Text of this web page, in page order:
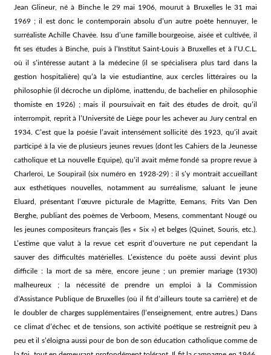
Jean Glineur, né à Binche le 29 mai 1906, mourut à Bruxelles le 31 mai
1969 ; il est donc le contemporain absolu d’un autre poète hennuyer, le
surréaliste Achille Chavée. Issu d’une famille bourgeoise, aisée et cultivée, il
fit ses études à Binche, puis à l’Institut Saint-Louis à Bruxelles et à l’U.C.L.
où il s’intéresse autant à la médecine (il se spécialisera plus tard dans la
gestion hospitalière) qu’à la vie estudiantine, aux cercles littéraires ou la
philosophie (il décroche un diplôme, inattendu, de bachelier en philosophie
thomiste en 1926) ; mais il poursuivait en fait des études de droit, qu’il
interrompit, reprit à l’Université de Liège pour les achever au Jury central en
1934. C’est que la poésie l’avait intensément sollicité dès 1923, qu’il avait
participé à la vie de plusieurs jeunes revues (dont les Cahiers de la Jeunesse
catholique et La nouvelle Equipe), qu’il avait même fondé sa propre revue à
Charleroi, Le Soupirail (six numéro en 1928-29) : il s’y montrait accueillant
aux esthétiques nouvelles, notamment au surréalisme, saluant le jeune
Eluard, présentant l’œuvre picturale de Magritte, Eemans, Frits Van Den
Berghe, publiant des poèmes de Verboom, Mesens, commentant Nougé ou
les jeunes compositeurs français (les « Six ») et belges (Quinet, Souris, etc.).
L’estime que valut à la revue cet esprit d’ouverture ne put cependant la
sauver des difficultés matérielles. L’existence du poète aussi devint plus
difficile : la mort de sa mère, encore jeune ; un premier mariage (1930)
malheureux ; la nécessité de prendre un emploi à la Commission
d’Assistance Publique de Bruxelles (où il fit d’ailleurs toute sa carrière) et de
le doubler de charges supplémentaires (l’enseignement, entre autres.) Dans
ce climat d’échec et de tensions, son activité poétique se restreignit peu à
peu et il s’éloigna aussi pour de bon de son éducation catholique comme de